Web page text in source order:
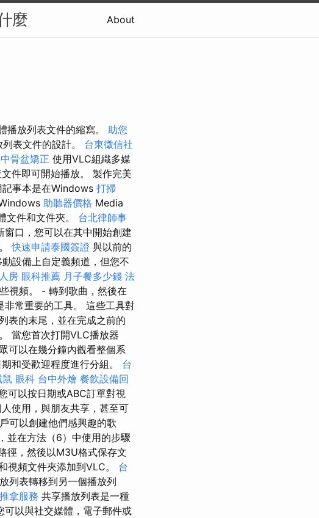
麼 About
播放列表文件的縮寫。 助您
表文件的設計。 台東徵信社
骨盆矯正 使用VLC組織多媒
件即可開始播放。 製作完美
記事本是在Windows 打掃
助聽器價格 Media
文件和文件夾。 台北律師事
窗口，您可以在其中開始創建
快速申請泰國簽證 與以前的
設備上自定義頻道，但您不
房 眼科推薦 月子餐多少錢 法
視頻。 - 轉到歌曲，然後在
常重要的工具。 這些工具對
表的末尾，並在完成之前的
當您首次打開VLC播放器
可以在幾分鐘內觀看整個系
和受歡迎程度進行分組。 台
鼠 眼科 台中外燴 餐飲設備回
可以按日期或ABC訂單對視
使用，與朋友共享，甚至可
可以創建他們感興趣的歌
並在方法（6）中使用的步驟
徑，然後以M3U格式保存文
視頻文件夾添加到VLC。 台
列表轉移到另一個播放列
拿服務 共享播放列表是一種
可以與社交媒體，電子郵件或